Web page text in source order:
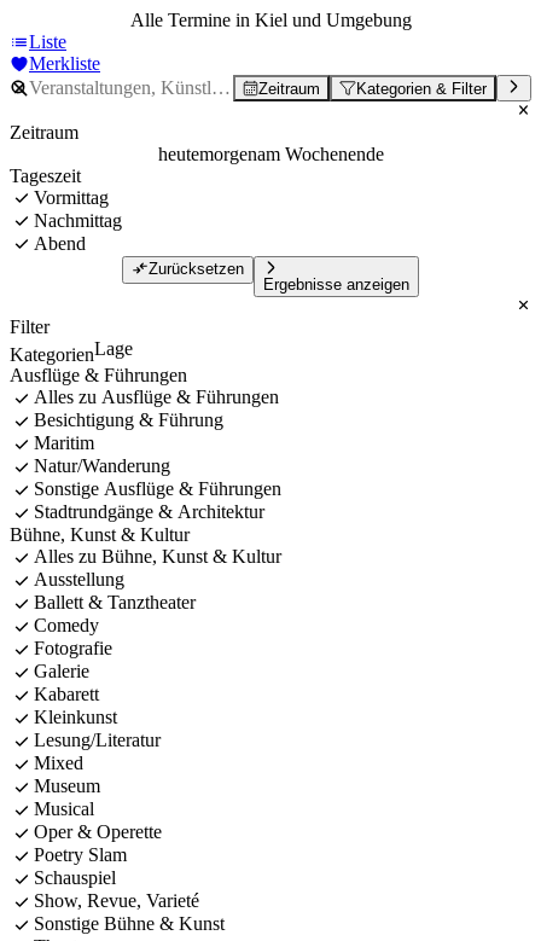
Alle Termine in Kiel und Umgebung
Liste
Merkliste
Zeitraum Kategorien & Filter
Zeitraum
heutemorgenam Wochenende
Tageszeit
Vormittag
Nachmittag
Abend
Zurücksetzen
Ergebnisse anzeigen
Filter
KategorienLage
Ausflüge & Führungen
Alles zu Ausflüge & Führungen
Besichtigung & Führung
Maritim
Natur/Wanderung
Sonstige Ausflüge & Führungen
Stadtrundgänge & Architektur
Bühne, Kunst & Kultur
Alles zu Bühne, Kunst & Kultur
Ausstellung
Ballett & Tanztheater
Comedy
Fotografie
Galerie
Kabarett
Kleinkunst
Lesung/Literatur
Mixed
Museum
Musical
Oper & Operette
Poetry Slam
Schauspiel
Show, Revue, Varieté
Sonstige Bühne & Kunst